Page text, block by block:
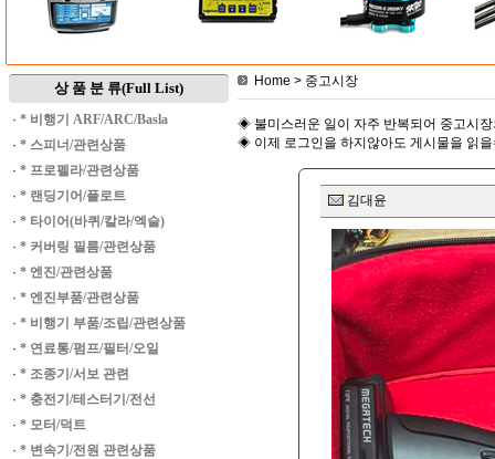
상 품 분 류(Full List)
· * 비행기 ARF/ARC/Basla
· * 스피너/관련상품
· * 프로펠라/관련상품
· * 랜딩기어/플로트
· * 타이어(바퀴/칼라/엑슬)
· * 커버링 필름/관련상품
· * 엔진/관련상품
· * 엔진부품/관련상품
· * 비행기 부품/조립/관련상품
· * 연료통/펌프/필터/오일
· * 조종기/서보 관련
· * 충전기/테스터기/전선
· * 모터/덕트
· * 변속기/전원 관련상품
Home > 중고시장
◈ 불미스러운 일이 자주 반복되어 중고시
◈ 이제 로그인을 하지않아도 게시물을 읽
김대윤